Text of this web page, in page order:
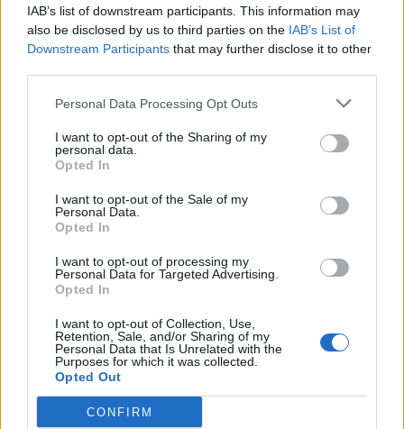
IAB’s list of downstream participants. This information may
also be disclosed by us to third parties on the IAB’s List of
Downstream Participants that may further disclose it to other
Personal Data Processing Opt Outs
I want to opt-out of the Sharing of my
personal data.
Opted In
I want to opt-out of the Sale of my
Personal Data.
Opted In
I want to opt-out of processing my
Personal Data for Targeted Advertising.
Opted In
I want to opt-out of Collection, Use,
Retention, Sale, and/or Sharing of my
Personal Data that Is Unrelated with the
Purposes for which it was collected.
Opted Out
CONFIRM